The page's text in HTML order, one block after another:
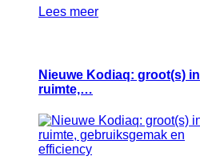
Lees meer
Nieuwe Kodiaq: groot(s) in
ruimte,…